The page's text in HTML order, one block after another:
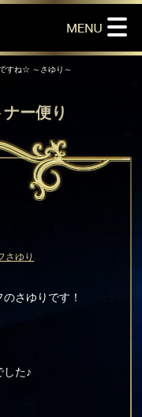
すね☆ ～さゆり～
ー便り
さゆり
さゆりです！
した♪